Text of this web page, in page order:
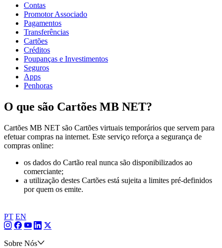
Contas
Promotor Associado
Pagamentos
Transferências
Cartões
Créditos
Poupanças e Investimentos
Seguros
Apps
Penhoras
O que são Cartões MB NET?
Cartões MB NET são Cartões virtuais temporários que servem para
efetuar compras na internet. Este serviço reforça a segurança de
compras online:
os dados do Cartão real nunca são disponibilizados ao
comerciante;
a utilização destes Cartões está sujeita a limites pré-definidos
por quem os emite.
PT EN
Sobre Nós